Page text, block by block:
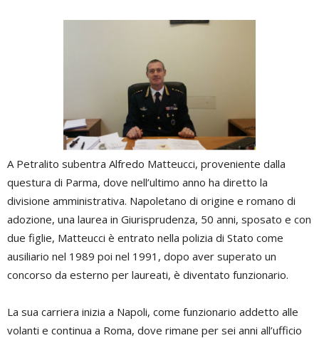
A Petralito subentra Alfredo Matteucci, proveniente dalla
questura di Parma, dove nell’ultimo anno ha diretto la
divisione amministrativa. Napoletano di origine e romano di
adozione, una laurea in Giurisprudenza, 50 anni, sposato e con
due figlie, Matteucci è entrato nella polizia di Stato come
ausiliario nel 1989 poi nel 1991, dopo aver superato un
concorso da esterno per laureati, è diventato funzionario.
La sua carriera inizia a Napoli, come funzionario addetto alle
volanti e continua a Roma, dove rimane per sei anni all’ufficio